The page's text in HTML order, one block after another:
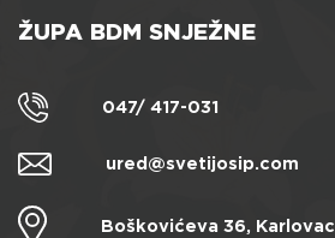
ŽUPA BDM SNJEŽNE
047/ 417-031
ured@svetijosip.com
Boškovićeva 36, Karlovac